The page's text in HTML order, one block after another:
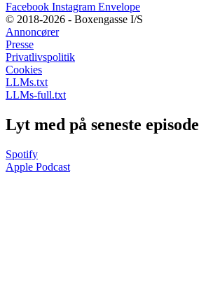
Facebook Instagram Envelope
© 2018-2026 - Boxengasse I/S
Annoncører
Presse
Privatlivspolitik
Cookies
LLMs.txt
LLMs-full.txt
Lyt med på seneste episode
Spotify
Apple Podcast